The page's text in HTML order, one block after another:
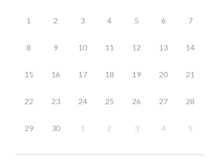
1 2 3 4 5 6 7
8 9 10 11 12 13 14
15 16 17 18 19 20 21
22 23 24 25 26 27 28
29 30 1 2 3 4 5